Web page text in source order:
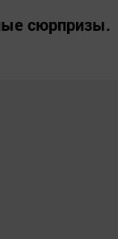
сюрпризы.